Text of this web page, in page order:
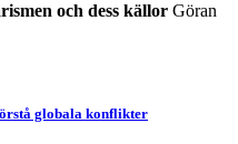
och dess källor Göran
globala konflikter